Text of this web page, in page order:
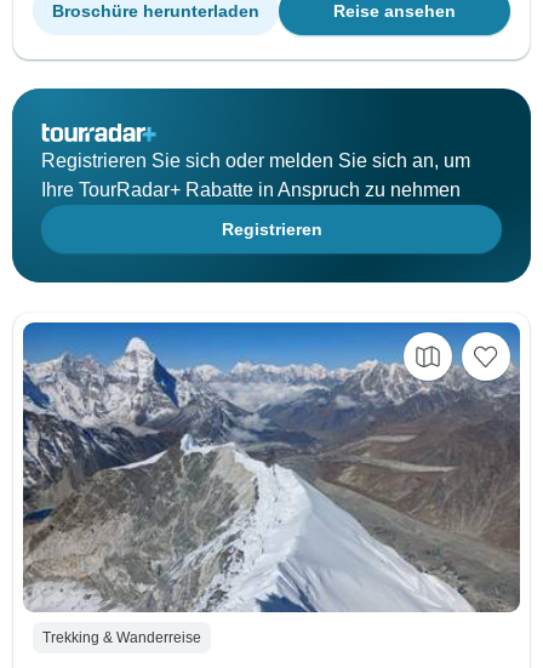
Reise ansehen
Broschüre herunterladen
Registrieren Sie sich oder melden Sie sich an, um
Ihre TourRadar+ Rabatte in Anspruch zu nehmen
Registrieren
Trekking & Wanderreise